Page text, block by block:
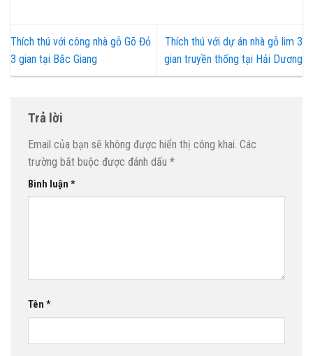
Thích thú với công nhà gỗ Gõ Đỏ
3 gian tại Bắc Giang
Thích thú với dự án nhà gỗ lim 3
gian truyền thống tại Hải Dương
Trả lời
Email của bạn sẽ không được hiển thị công khai. Các
trường bắt buộc được đánh dấu *
Bình luận *
Tên *